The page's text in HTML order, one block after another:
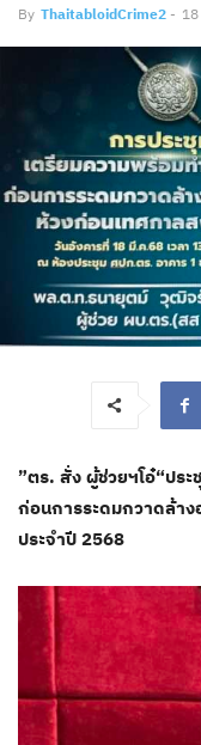
By ThaitabloidCrime2 -
”ตร. สั่ง ผู้ช่วยฯโอ๋“ปร
ก่อนการระดมกวาดล้า
ประจำปี 2568